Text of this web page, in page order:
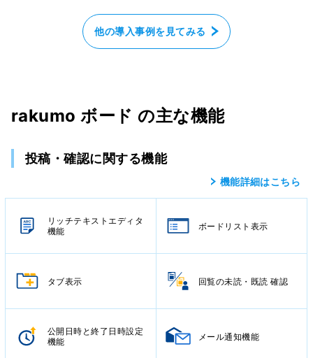
他の導入事例を見てみる
rakumo ボード の主な機能
投稿・確認に関する機能
機能詳細はこちら
リッチテキストエディタ
機能
ボードリスト表示
タブ表示 回覧の未読・既読 確認
公開日時と終了日時設定
機能
メール通知機能